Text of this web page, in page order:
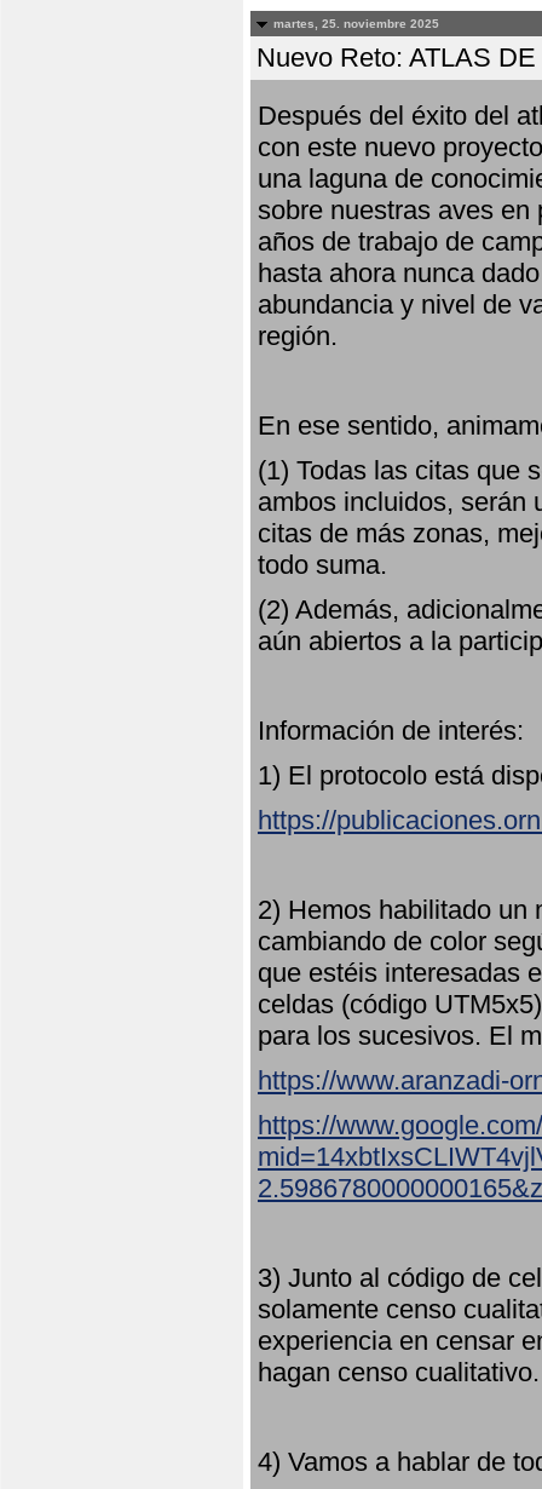
martes, 25. noviembre 2025
Nuevo Reto: ATLAS
Después del éxito del
con este nuevo
una laguna de
sobre nuestras aves en
años de trabajo de
hasta ahora nunca
abundancia y nivel de
región.
En ese sentido,
(1) Todas las citas que
ambos incluidos, serán
citas de más zonas,
todo suma.
(2) Además,
aún abiertos a la
Información de interés:
1) El protocolo está
https://
2) Hemos habilitado un
cambiando de color
que estéis interesadas
celdas (código
para los sucesivos. El
https://www.aranzadi-
https://
3) Junto al código de
solamente censo
experiencia en censar
hagan censo
4) Vamos a hablar de